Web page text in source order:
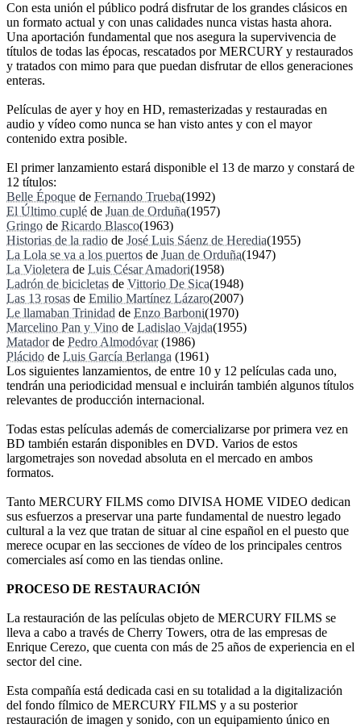
Con esta unión el público podrá disfrutar de los grandes clásicos en
un formato actual y con unas calidades nunca vistas hasta ahora.
Una aportación fundamental que nos asegura la supervivencia de
títulos de todas las épocas, rescatados por MERCURY y restaurados
y tratados con mimo para que puedan disfrutar de ellos generaciones
enteras.
Películas de ayer y hoy en HD, remasterizadas y restauradas en
audio y vídeo como nunca se han visto antes y con el mayor
contenido extra posible.
El primer lanzamiento estará disponible el 13 de marzo y constará de
12 títulos:
Belle Époque de Fernando Trueba(1992)
El Último cuplé de Juan de Orduña(1957)
Gringo de Ricardo Blasco(1963)
Historias de la radio de José Luis Sáenz de Heredia(1955)
La Lola se va a los puertos de Juan de Orduña(1947)
La Violetera de Luis César Amadori(1958)
Ladrón de bicicletas de Vittorio De Sica(1948)
Las 13 rosas de Emilio Martínez Lázaro(2007)
Le llamaban Trinidad de Enzo Barboni(1970)
Marcelino Pan y Vino de Ladislao Vajda(1955)
Matadorde Pedro Almodóvar(1986)
Plácido de Luis García Berlanga (1961)
Los siguientes lanzamientos, de entre 10 y 12 películas cada uno,
tendrán una periodicidad mensual e incluirán también algunos títulos
relevantes de producción internacional.
Todas estas películas además de comercializarse por primera vez en
BD también estarán disponibles en DVD. Varios de estos
largometrajes son novedad absoluta en el mercado en ambos
formatos.
Tanto MERCURY FILMS como DIVISA HOME VIDEO dedican
sus esfuerzos a preservar una parte fundamental de nuestro legado
cultural a la vez que tratan de situar al cine español en el puesto que
merece ocupar en las secciones de vídeo de los principales centros
comerciales así como en las tiendas online.
PROCESO DE RESTAURACIÓN
La restauración de las películas objeto de MERCURY FILMS se
lleva a cabo a través de Cherry Towers, otra de las empresas de
Enrique Cerezo, que cuenta con más de 25 años de experiencia en el
sector del cine.
Esta compañía está dedicada casi en su totalidad a la digitalización
del fondo fílmico de MERCURY FILMS y a su posterior
restauración de imagen y sonido, con un equipamiento único en